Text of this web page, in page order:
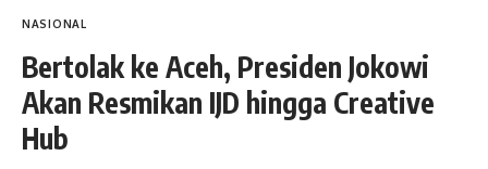
NASIONAL
Bertolak ke Aceh, Presiden Jokowi
Akan Resmikan IJD hingga Creative
Hub